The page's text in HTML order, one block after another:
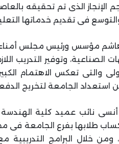
الإنجاز الذى تم تحقيقه
والتوسع فى تقديم خدماتها
مؤسس ورئيس مجلس أمناء
وتوفير التدريب
والتى تعكس الاهتمام
استعداد الجامعة لتخريج
نائب عميد كلية الهندسة
طلابها بفرع الجامعة فى
ومن خلال البرامج